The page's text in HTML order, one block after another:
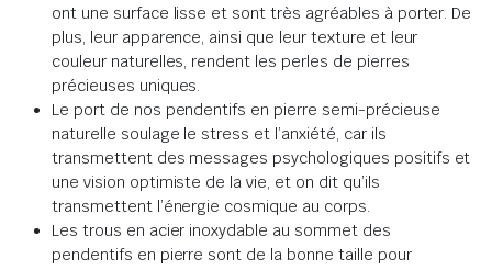
ont une surface lisse et sont très agréables à porter. De
plus, leur apparence, ainsi que leur texture et leur
couleur naturelles, rendent les perles de pierres
précieuses uniques.
Le port de nos pendentifs en pierre semi-précieuse
naturelle soulage le stress et l’anxiété, car ils
transmettent des messages psychologiques positifs et
une vision optimiste de la vie, et on dit qu’ils
transmettent l’énergie cosmique au corps.
Les trous en acier inoxydable au sommet des
pendentifs en pierre sont de la bonne taille pour